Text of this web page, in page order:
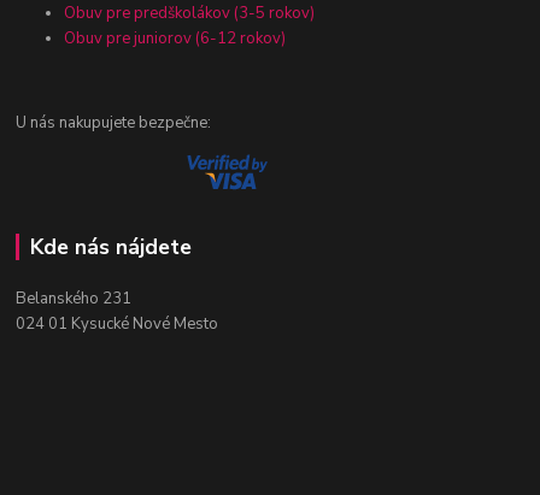
Obuv pre predškolákov (3-5 rokov)
Obuv pre juniorov (6-12 rokov)
U nás nakupujete bezpečne:
Kde nás nájdete
Belanského 231
024 01 Kysucké Nové Mesto